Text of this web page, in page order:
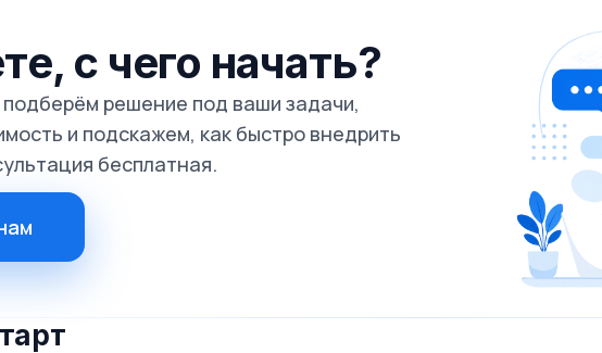
с чего начать?
решение под ваши задачи,
и подскажем, как быстро внедрить
бесплатная.